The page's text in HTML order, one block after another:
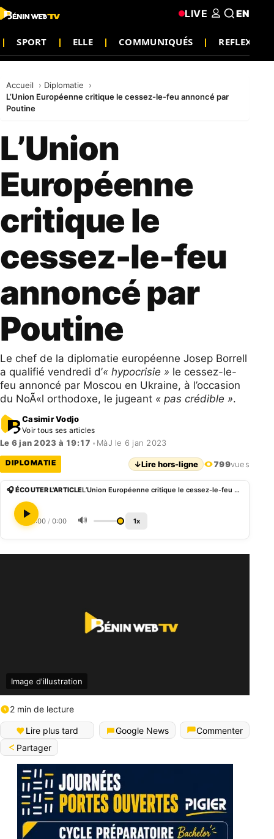
SPORT ELLE COMMUNIQUÉS REFLEXION
LIVE EN
Accueil
Diplomatie
L’Union Européenne critique le cessez-le-feu annoncé par
Poutine
L’Union
Européenne
critique le
cessez-le-feu
annoncé par
Poutine
Le chef de la diplomatie européenne Josep Borrell
a qualifié vendredi d’« hypocrisie » le cessez-le-
feu annoncé par Moscou en Ukraine, à l’occasion
du NoÃ«l orthodoxe, le jugeant « pas crédible ».
Casimir Vodjo
Voir tous ses articles
Le 6 jan 2023 à 19:17 • MàJ le 6 jan 2023
DIPLOMATIE ↓Lire hors-ligne 799vues
🎧 ÉCOUTER L'ARTICLE L’Union Européenne critique le cessez-le-feu annoncé par Poutine
0:00 / 0:00 🔊 1x
Image d'illustration
2 min de lecture
Lire plus tard Google News
Commenter
Partager